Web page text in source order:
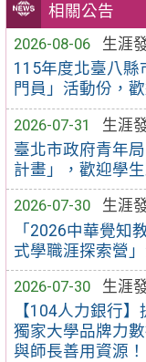
相關公告
2026-08-06
生涯
115年度北臺八縣
門員」活動份，
2026-07-31
生涯
臺北市政府青年
計畫」，歡迎學
2026-07-30
生涯
「2026中華覺知
式學職涯探索營
2026-07-30
生涯
【104人力銀行
獨家大學品牌力
與師長善用資源！